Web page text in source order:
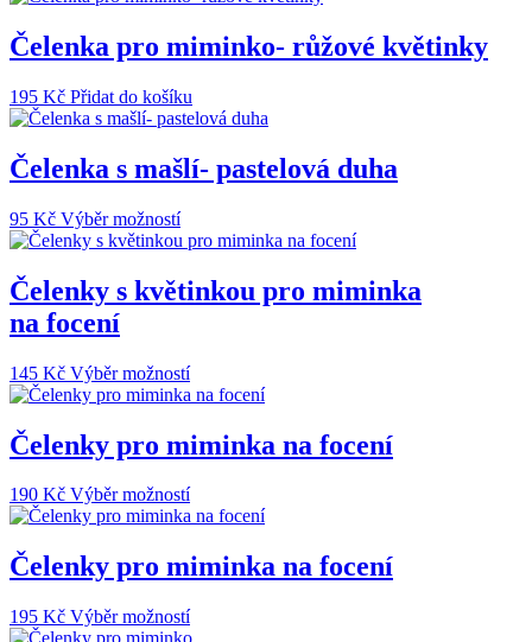
Čelenka pro miminko- růžové květinky
195 Kč Přidat do košíku
Čelenka s mašlí- pastelová duha
95 Kč Výběr možnostíTento
produkt
více
variant.
vybrat
na
stránce
produktu
Čelenky s květinkou pro miminka
na focení
145 Kč Výběr možnostíTento
produkt
více
variant.
lze
vybrat
stránce
produktu
Čelenky pro miminka na focení
190 Kč Výběr možnostíTento
produkt
více
variant.
lze
Čelenky pro miminka na focení
195 Kč Výběr možnostíTento
produkt